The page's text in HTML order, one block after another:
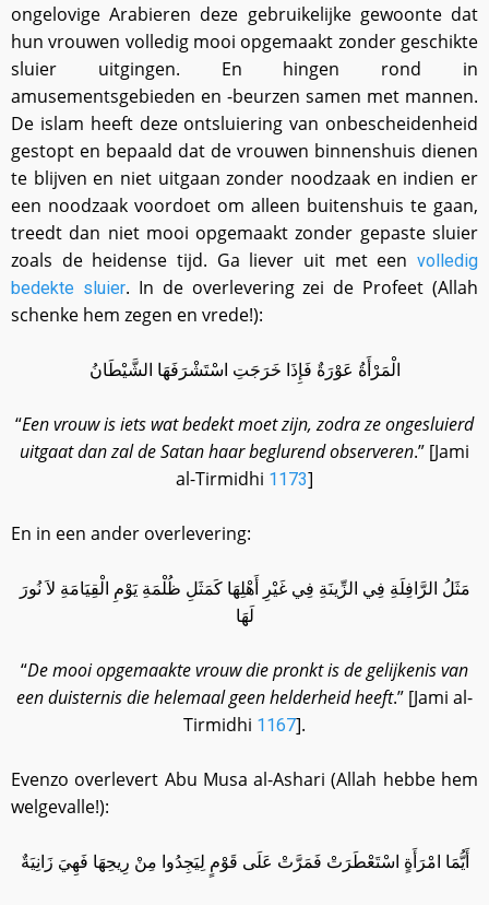
ongelovige Arabieren deze gebruikelijke gewoonte dat
hun vrouwen volledig mooi opgemaakt zonder geschikte
sluier uitgingen. En hingen rond in
amusementsgebieden en -beurzen samen met mannen.
De islam heeft deze ontsluiering van onbescheidenheid
gestopt en bepaald dat de vrouwen binnenshuis dienen
te blijven en niet uitgaan zonder noodzaak en indien er
een noodzaak voordoet om alleen buitenshuis te gaan,
treedt dan niet mooi opgemaakt zonder gepaste sluier
zoals de heidense tijd. Ga liever uit met een volledig
bedekte sluier. In de overlevering zei de Profeet (Allah
schenke hem zegen en vrede!):
الْمَرْأَةُ عَوْرَةٌ فَإِذَا خَرَجَتِ اسْتَشْرَفَهَا الشَّيْطَانُ
“Een vrouw is iets wat bedekt moet zijn, zodra ze ongesluierd
uitgaat dan zal de Satan haar beglurend observeren.” [Jami
al-Tirmidhi 1173]
En in een ander overlevering:
مَثَلُ الرَّافِلَةِ فِي الزِّينَةِ فِي غَيْرِ أَهْلِهَا كَمَثَلِ ظُلْمَةِ يَوْمِ الْقِيَامَةِ لاَ نُورَ
لَهَا
“De mooi opgemaakte vrouw die pronkt is de gelijkenis van
een duisternis die helemaal geen helderheid heeft.” [Jami al-
Tirmidhi 1167].
Evenzo overlevert Abu Musa al-Ashari (Allah hebbe hem
welgevalle!):
أَيُّمَا امْرَأَةٍ اسْتَعْطَرَتْ فَمَرَّتْ عَلَى قَوْمٍ لِيَجِدُوا مِنْ رِيحِهَا فَهِيَ زَانِيَةٌ